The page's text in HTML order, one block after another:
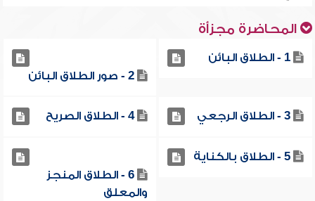
المحاضرة مجزأة
1 - الطلاق البائن
2 - صور الطلاق البائن
3 - الطلاق الرجعي 4 - الطلاق الصريح
5 - الطلاق بالكناية
6 - الطلاق المنجز
والمعلق